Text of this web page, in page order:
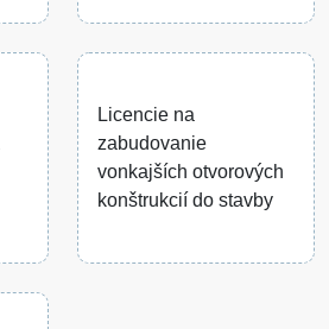
Licencie na
zabudovanie
vonkajších otvorových
konštrukcií do stavby